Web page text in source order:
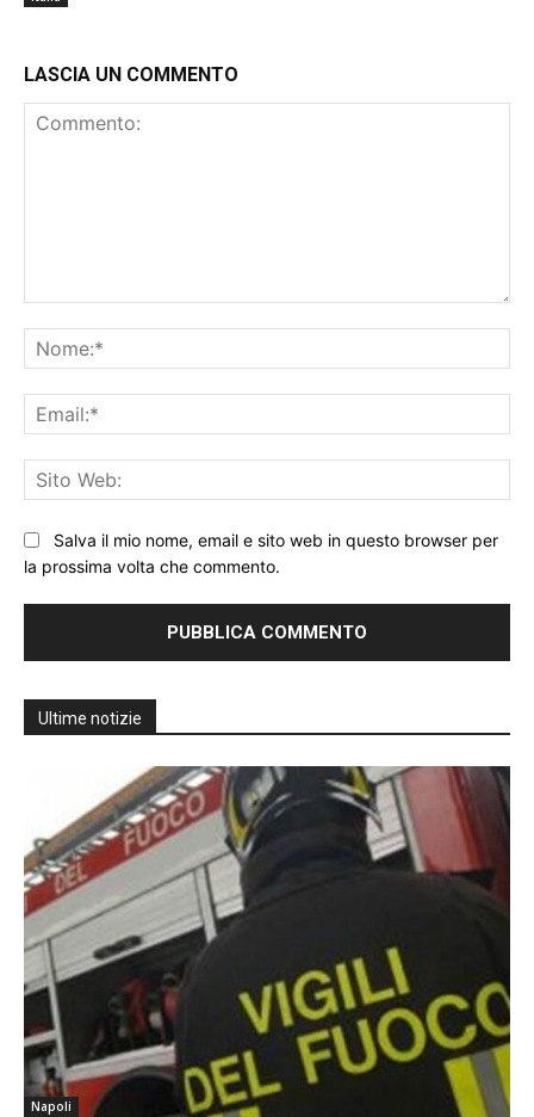
LASCIA UN COMMENTO
Salva il mio nome, email e sito web in questo browser per
la prossima volta che commento.
Ultime notizie
Napoli